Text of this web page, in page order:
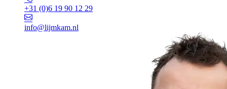
+31 (0)6 19 90 12 29
info@lijmkam.nl